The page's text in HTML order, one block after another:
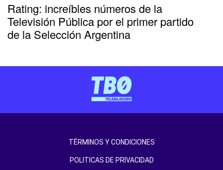
Rating: increíbles números de la
Televisión Pública por el primer partido
de la Selección Argentina
TÉRMINOS Y CONDICIONES
POLITICAS DE PRIVACIDAD